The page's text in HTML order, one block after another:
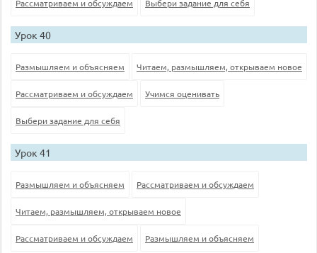
Рассматриваем и обсуждаем Выбери задание для себя
Урок 40
Размышляем и объясняем Читаем, размышляем, открываем новое
Рассматриваем и обсуждаем Учимся оценивать
Выбери задание для себя
Урок 41
Размышляем и объясняем Рассматриваем и обсуждаем
Читаем, размышляем, открываем новое
Рассматриваем и обсуждаем Размышляем и объясняем